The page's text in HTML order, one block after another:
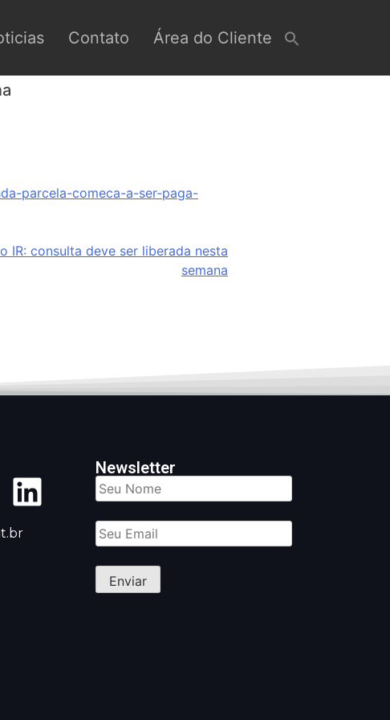
Contato Área do Cliente
parcela-comeca-a-ser-paga-
IR: consulta deve ser liberada nesta
semana
Newsletter